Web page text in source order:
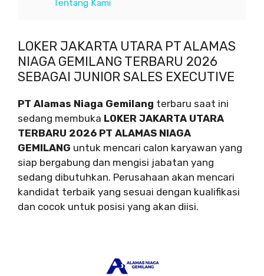
Tentang Kami
LOKER JAKARTA UTARA PT ALAMAS
NIAGA GEMILANG TERBARU 2026
SEBAGAI JUNIOR SALES EXECUTIVE
PT Alamas Niaga Gemilang terbaru saat ini
sedang membuka LOKER JAKARTA UTARA
TERBARU 2026 PT ALAMAS NIAGA
GEMILANG untuk mencari calon karyawan yang
siap bergabung dan mengisi jabatan yang
sedang dibutuhkan. Perusahaan akan mencari
kandidat terbaik yang sesuai dengan kualifikasi
dan cocok untuk posisi yang akan diisi.